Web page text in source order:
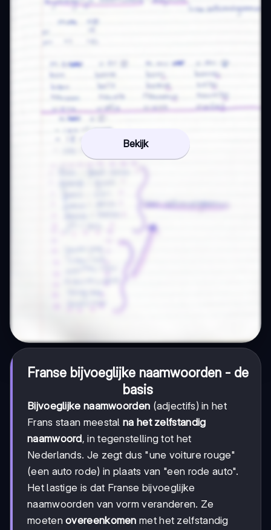
Bekijk
Franse bijvoeglijke naamwoorden - de
basis
Bijvoeglijke naamwoorden (adjectifs) in het
Frans staan meestalna het zelfstandig
naamwoord, in tegenstelling tot het
Nederlands. Je zegt dus "une voiture rouge"
(een auto rode) in plaats van "een rode auto".
Het lastige is dat Franse bijvoeglijke
naamwoorden van vorm veranderen. Ze
moetenovereenkomen met het zelfstandig